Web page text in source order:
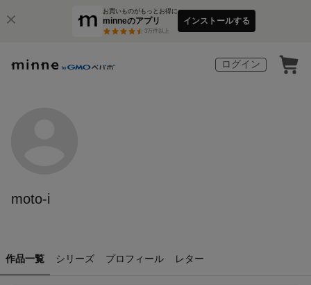
お買いものがもっとお得に
minneのアプリ
3万件以上
インストールする
ログイン
moto-i
作品一覧 シリーズ プロフィール レター